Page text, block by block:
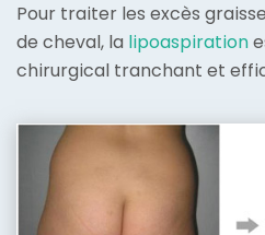
Pour traiter les excès
de cheval, la lipoaspiration
chirurgical tranchant et